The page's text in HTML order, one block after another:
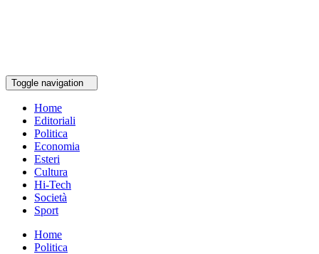
Toggle navigation
Home
Editoriali
Politica
Economia
Esteri
Cultura
Hi-Tech
Società
Sport
Home
Politica